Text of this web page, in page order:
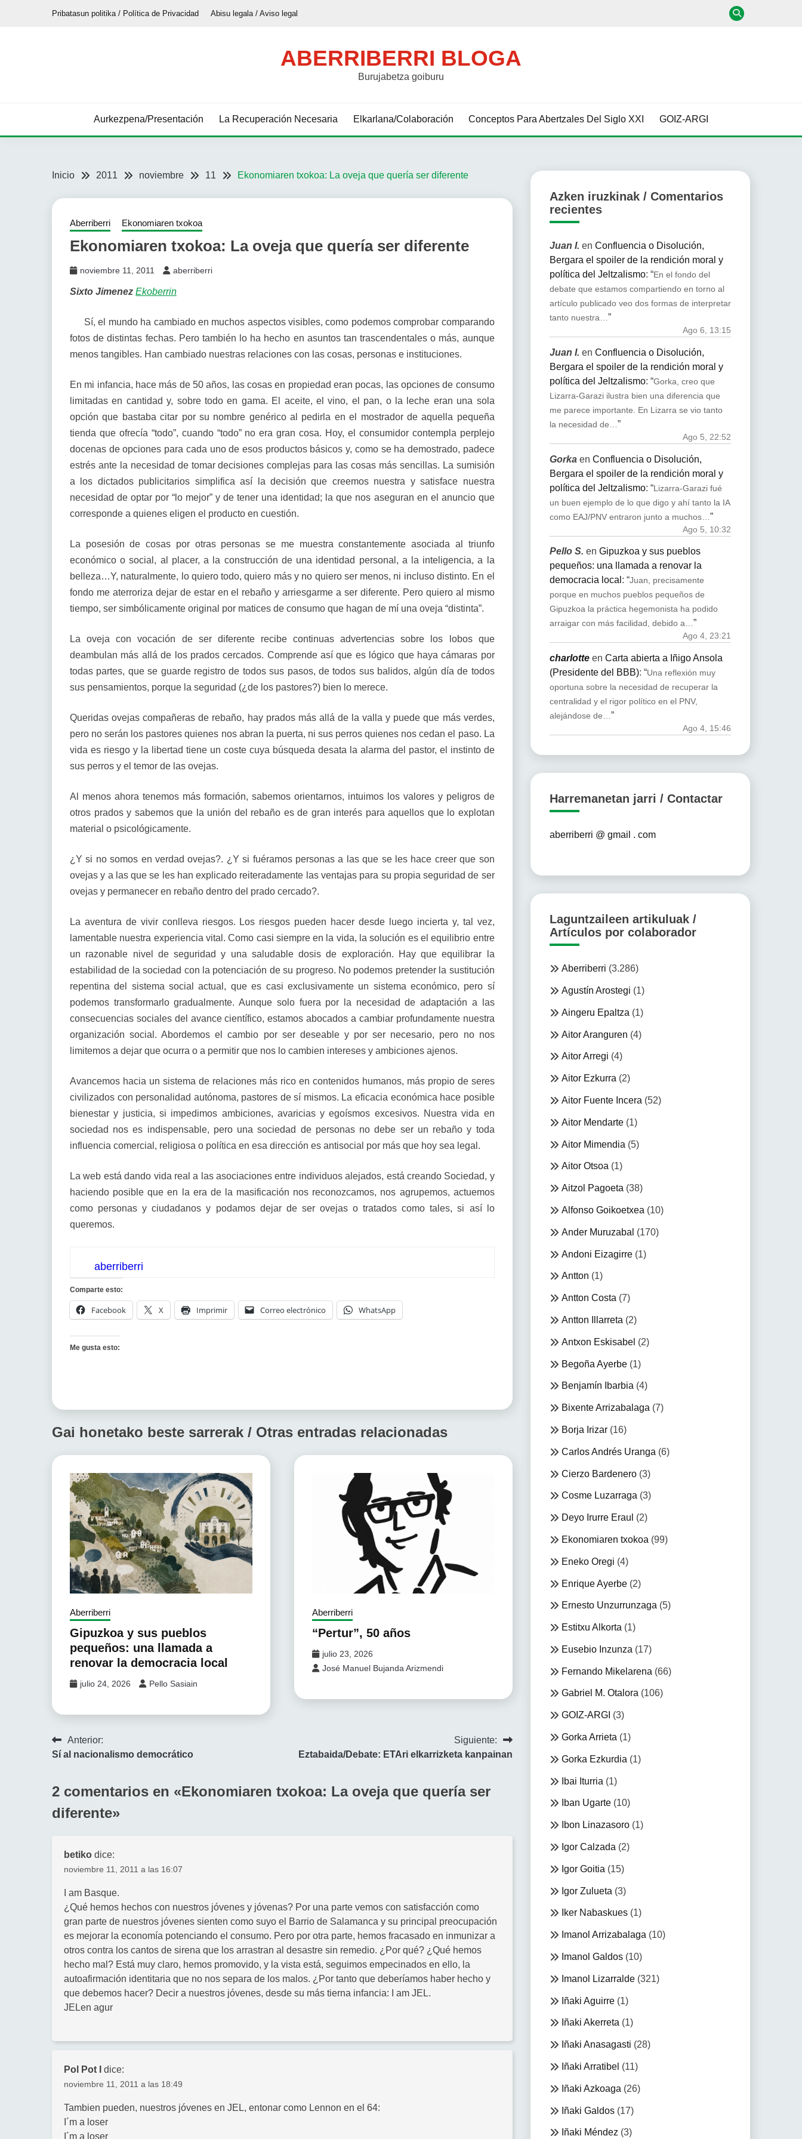
Pribatasun politika / Política de Privacidad Abisu legala / Aviso legal
ABERRIBERRI BLOGA
Burujabetza goiburu
Aurkezpena/Presentación La Recuperación Necesaria Elkarlana/Colaboración Conceptos Para Abertzales Del Siglo XXI GOIZ-ARGI
Inicio 2011 noviembre 11 Ekonomiaren txokoa: La oveja que quería ser diferente
Aberriberri Ekonomiaren txokoa
Ekonomiaren txokoa: La oveja que quería ser diferente
noviembre 11, 2011 aberriberri
Sixto Jimenez Ekoberrin
Sí, el mundo ha cambiado en muchos aspectos visibles, como podemos comprobar comparando
fotos de distintas fechas. Pero también lo ha hecho en asuntos tan trascendentales o más, aunque
menos tangibles. Han cambiado nuestras relaciones con las cosas, personas e instituciones.
En mi infancia, hace más de 50 años, las cosas en propiedad eran pocas, las opciones de consumo
limitadas en cantidad y, sobre todo en gama. El aceite, el vino, el pan, o la leche eran una sola
opción que bastaba citar por su nombre genérico al pedirla en el mostrador de aquella pequeña
tienda que ofrecía “todo”, cuando “todo” no era gran cosa. Hoy, el consumidor contempla perplejo
docenas de opciones para cada uno de esos productos básicos y, como se ha demostrado, padece
estrés ante la necesidad de tomar decisiones complejas para las cosas más sencillas. La sumisión
a los dictados publicitarios simplifica así la decisión que creemos nuestra y satisface nuestra
necesidad de optar por “lo mejor” y de tener una identidad; la que nos aseguran en el anuncio que
corresponde a quienes eligen el producto en cuestión.
La posesión de cosas por otras personas se me muestra constantemente asociada al triunfo
económico o social, al placer, a la construcción de una identidad personal, a la inteligencia, a la
belleza…Y, naturalmente, lo quiero todo, quiero más y no quiero ser menos, ni incluso distinto. En el
fondo me aterroriza dejar de estar en el rebaño y arriesgarme a ser diferente. Pero quiero al mismo
tiempo, ser simbólicamente original por matices de consumo que hagan de mí una oveja “distinta”.
La oveja con vocación de ser diferente recibe continuas advertencias sobre los lobos que
deambulan más allá de los prados cercados. Comprende así que es lógico que haya cámaras por
todas partes, que se guarde registro de todos sus pasos, de todos sus balidos, algún día de todos
sus pensamientos, porque la seguridad (¿de los pastores?) bien lo merece.
Queridas ovejas compañeras de rebaño, hay prados más allá de la valla y puede que más verdes,
pero no serán los pastores quienes nos abran la puerta, ni sus perros quienes nos cedan el paso. La
vida es riesgo y la libertad tiene un coste cuya búsqueda desata la alarma del pastor, el instinto de
sus perros y el temor de las ovejas.
Al menos ahora tenemos más formación, sabemos orientarnos, intuimos los valores y peligros de
otros prados y sabemos que la unión del rebaño es de gran interés para aquellos que lo explotan
material o psicológicamente.
¿Y si no somos en verdad ovejas?. ¿Y si fuéramos personas a las que se les hace creer que son
ovejas y a las que se les han explicado reiteradamente las ventajas para su propia seguridad de ser
ovejas y permanecer en rebaño dentro del prado cercado?.
La aventura de vivir conlleva riesgos. Los riesgos pueden hacer desde luego incierta y, tal vez,
lamentable nuestra experiencia vital. Como casi siempre en la vida, la solución es el equilibrio entre
un razonable nivel de seguridad y una saludable dosis de exploración. Hay que equilibrar la
estabilidad de la sociedad con la potenciación de su progreso. No podemos pretender la sustitución
repentina del sistema social actual, que es casi exclusivamente un sistema económico, pero sí
podemos transformarlo gradualmente. Aunque solo fuera por la necesidad de adaptación a las
consecuencias sociales del avance científico, estamos abocados a cambiar profundamente nuestra
organización social. Abordemos el cambio por ser deseable y por ser necesario, pero no nos
limitemos a dejar que ocurra o a permitir que nos lo cambien intereses y ambiciones ajenos.
Avancemos hacia un sistema de relaciones más rico en contenidos humanos, más propio de seres
civilizados con personalidad autónoma, pastores de sí mismos. La eficacia económica hace posible
bienestar y justicia, si impedimos ambiciones, avaricias y egoísmos excesivos. Nuestra vida en
sociedad nos es indispensable, pero una sociedad de personas no debe ser un rebaño y toda
influencia comercial, religiosa o política en esa dirección es antisocial por más que hoy sea legal.
La web está dando vida real a las asociaciones entre individuos alejados, está creando Sociedad, y
haciendo posible que en la era de la masificación nos reconozcamos, nos agrupemos, actuemos
como personas y ciudadanos y podamos dejar de ser ovejas o tratados como tales, si así lo
queremos.
aberriberri
Comparte esto:
Facebook X Imprimir Correo electrónico WhatsApp
Me gusta esto:
Gai honetako beste sarrerak / Otras entradas relacionadas
Aberriberri
Gipuzkoa y sus pueblos
pequeños: una llamada a
renovar la democracia local
julio 24, 2026 Pello Sasiain
Aberriberri
“Pertur”, 50 años
julio 23, 2026
José Manuel Bujanda Arizmendi
Navegación
entradas
Anterior:
Sí al nacionalismo democrático
Siguiente:
Eztabaida/Debate: ETAri elkarrizketa kanpainan
2 comentarios en «Ekonomiaren txokoa: La oveja que quería ser
diferente»
betiko dice:
noviembre 11, 2011 a las 16:07
I am Basque.
¿Qué hemos hechos con nuestros jóvenes y jóvenas? Por una parte vemos con satisfacción como
gran parte de nuestros jóvenes sienten como suyo el Barrio de Salamanca y su principal preocupación
es mejorar la economía potenciando el consumo. Pero por otra parte, hemos fracasado en inmunizar a
otros contra los cantos de sirena que los arrastran al desastre sin remedio. ¿Por qué? ¿Qué hemos
hecho mal? Está muy claro, hemos promovido, y la vista está, seguimos empecinados en ello, la
autoafirmación identitaria que no nos separa de los malos. ¿Por tanto que deberíamos haber hecho y
que debemos hacer? Decir a nuestros jóvenes, desde su más tierna infancia: I am JEL.
JELen agur
Pol Pot I dice:
noviembre 11, 2011 a las 18:49
Tambien pueden, nuestros jóvenes en JEL, entonar como Lennon en el 64:
I´m a loser
I´m a loser
Azken iruzkinak / Comentarios
recientes
Juan I. en Confluencia o Disolución,
Bergara el spoiler de la rendición moral y
política del Jeltzalismo: “En el fondo del
debate que estamos compartiendo en torno al
artículo publicado veo dos formas de interpretar
tanto nuestra…”
Ago 6, 13:15
Juan I. en Confluencia o Disolución,
Bergara el spoiler de la rendición moral y
política del Jeltzalismo: “Gorka, creo que
Lizarra-Garazi ilustra bien una diferencia que
me parece importante. En Lizarra se vio tanto
la necesidad de… ”
Ago 5, 22:52
Gorkaen Confluencia o Disolución,
Bergara el spoiler de la rendición moral y
política del Jeltzalismo: “Lizarra-Garazi fué
un buen ejemplo de lo que digo y ahí tanto la IA
como EAJ/PNV entraron junto a muchos… ”
Ago 5, 10:32
Pello S. en Gipuzkoa y sus pueblos
pequeños: una llamada a renovar la
democracia local : “Juan, precisamente
porque en muchos pueblos pequeños de
Gipuzkoa la práctica hegemonista ha podido
arraigar con más facilidad, debido a…”
Ago 4, 23:21
charlotteen Carta abierta a Iñigo Ansola
(Presidente del BBB): “Una reflexión muy
oportuna sobre la necesidad de recuperar la
centralidad y el rigor político en el PNV,
alejándose de…”
Ago 4, 15:46
Harremanetan jarri / Contactar
aberriberri @ gmail . com
Laguntzaileen artikuluak /
Artículos por colaborador
Aberriberri (3.286)
Agustín Arostegi (1)
Aingeru Epaltza (1)
Aitor Aranguren (4)
Aitor Arregi (4)
Aitor Ezkurra (2)
Aitor Fuente Incera (52)
Aitor Mendarte(1)
Aitor Mimendia (5)
Aitor Otsoa (1)
Aitzol Pagoeta (38)
Alfonso Goikoetxea (10)
Ander Muruzabal (170)
Andoni Eizagirre(1)
Antton (1)
Antton Costa (7)
Antton Illarreta (2)
Antxon Eskisabel (2)
Begoña Ayerbe(1)
Benjamín Ibarbia (4)
Bixente Arrizabalaga (7)
Borja Irizar(16)
Carlos Andrés Uranga (6)
Cierzo Bardenero(3)
Cosme Luzarraga (3)
Deyo Irurre Eraul (2)
Ekonomiaren txokoa (99)
Eneko Oregi (4)
Enrique Ayerbe(2)
Ernesto Unzurrunzaga (5)
Estitxu Alkorta (1)
Eusebio Inzunza (17)
Fernando Mikelarena (66)
Gabriel M. Otalora(106)
GOIZ-ARGI (3)
Gorka Arrieta (1)
Gorka Ezkurdia (1)
Ibai Iturria (1)
Iban Ugarte(10)
Ibon Linazasoro(1)
Igor Calzada (2)
Igor Goitia (15)
Igor Zulueta (3)
Iker Nabaskues(1)
Imanol Arrizabalaga (10)
Imanol Galdos(10)
Imanol Lizarralde(321)
Iñaki Aguirre(1)
Iñaki Akerreta(1)
Iñaki Anasagasti (28)
Iñaki Arratibel (11)
Iñaki Azkoaga (26)
Iñaki Galdos(17)
Iñaki Méndez(3)